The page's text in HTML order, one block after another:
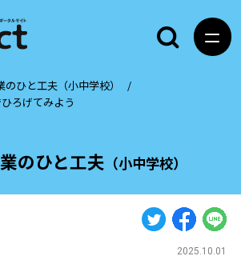
のひと工夫 （小中学校）
ひと工夫（小中学校）
ろげてみよう
2025.10.01